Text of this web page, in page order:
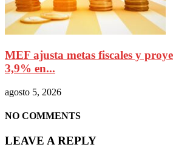
MEF ajusta metas fiscales y
3,9% en...
agosto 5, 2026
NO COMMENTS
LEAVE A REPLY